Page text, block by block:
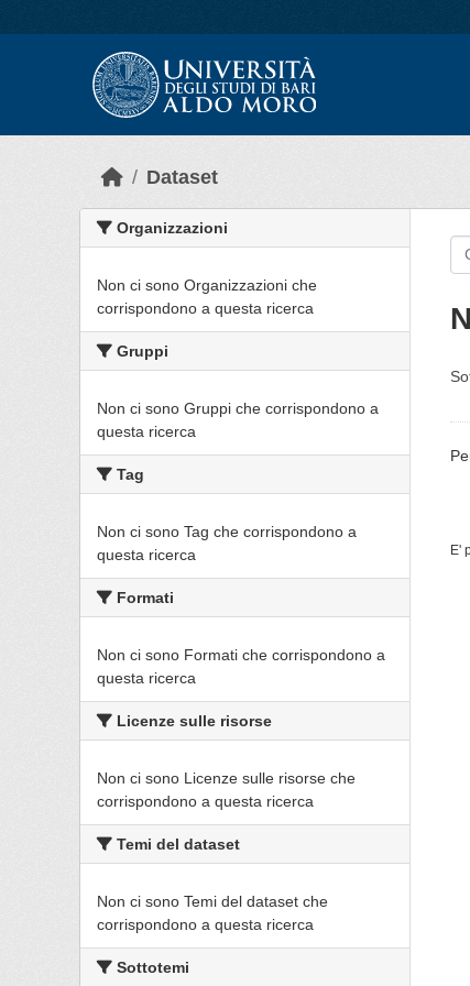
Dataset
Organizzazioni
Non ci sono Organizzazioni che
corrispondono a questa ricerca
Gruppi
Non ci sono Gruppi che corrispondono a
questa ricerca
Tag
Non ci sono Tag che corrispondono a
questa ricerca
Formati
Non ci sono Formati che corrispondono a
questa ricerca
Licenze sulle risorse
Non ci sono Licenze sulle risorse che
corrispondono a questa ricerca
Temi del dataset
Non ci sono Temi del dataset che
corrispondono a questa ricerca
Sottotemi
E'